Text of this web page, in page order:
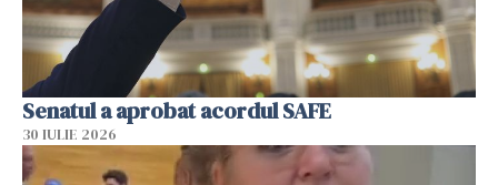
Senatul a aprobat acordul SAFE
30 IULIE 2026